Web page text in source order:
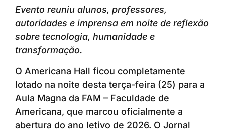
Evento reuniu alunos, professores,
autoridades e imprensa em noite de reflexão
sobre tecnologia, humanidade e
transformação.
O Americana Hall ficou completamente
lotado na noite desta terça-feira (25) para a
Aula Magna da FAM – Faculdade de
Americana, que marcou oficialmente a
abertura do ano letivo de 2026. O Jornal